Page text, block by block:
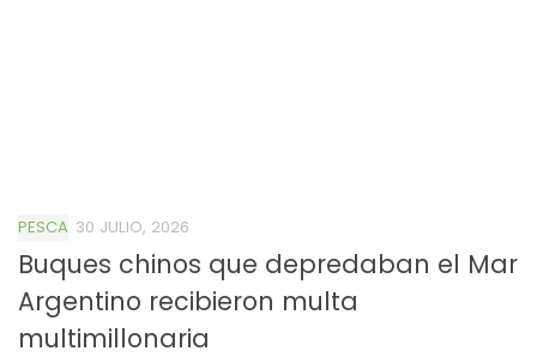
PESCA 30 JULIO, 2026
Buques chinos que depredaban el Mar
Argentino recibieron multa
multimillonaria